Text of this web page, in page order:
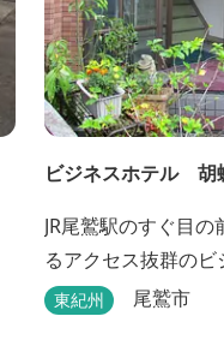
ビジネスホテル 胡
JR尾鷲駅のすぐ目
るアクセス抜群のビ
東紀州 尾鷲市